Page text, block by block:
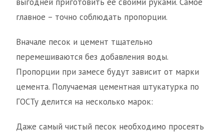
главное – точно соблюдать пропорции.
Вначале песок и цемент тщательно
перемешиваются без добавления воды.
Пропорции при замесе будут зависит от марки
цемента. Получаемая цементная штукатурка по
ГОСТу делится на несколько марок:
Даже самый чистый песок необходимо просеять